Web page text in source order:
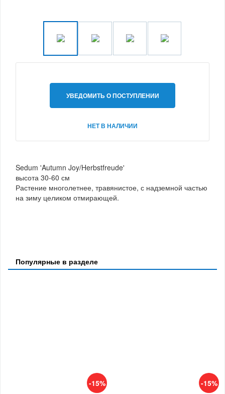
УВЕДОМИТЬ О ПОСТУПЛЕНИИ
НЕТ В НАЛИЧИИ
Sedum 'Autumn Joy/Herbstfreude'
высота 30-60 см
Растение многолетнее, травянистое, с надземной частью
на зиму целиком отмирающей.
Популярные в разделе
-15% -15%